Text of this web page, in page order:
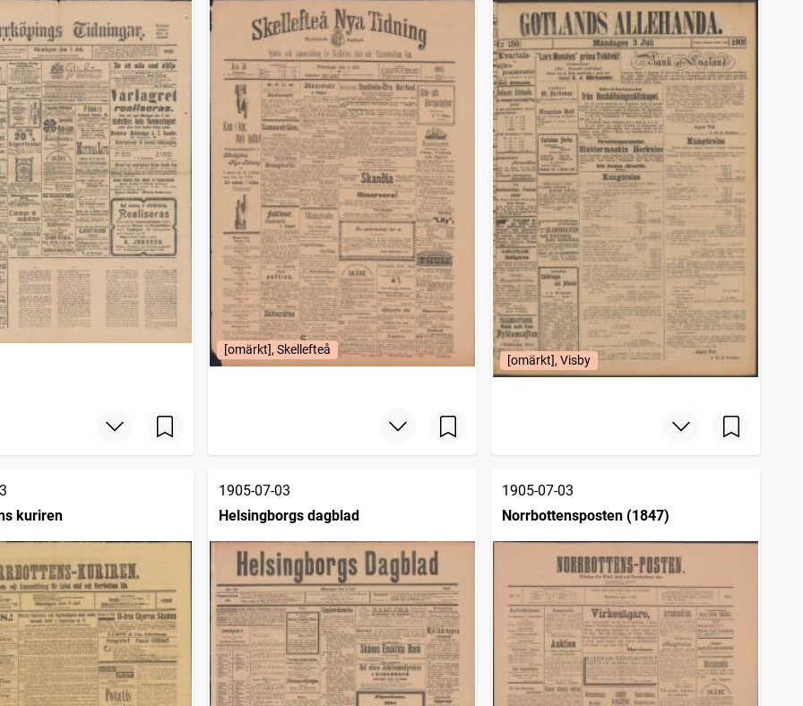
[omärkt], Skellefteå
[omärkt], Visby
kuriren
1905-07-03
Helsingborgs dagblad
1905-07-03
Norrbottensposten (1847)